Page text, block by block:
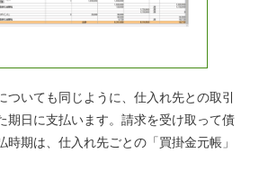
ついても同じように、仕入れ先との取引
期日に支払います。請求を受け取って債
期は、仕入れ先ごとの「買掛金元帳」